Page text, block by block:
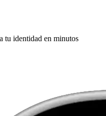
tu identidad en minutos